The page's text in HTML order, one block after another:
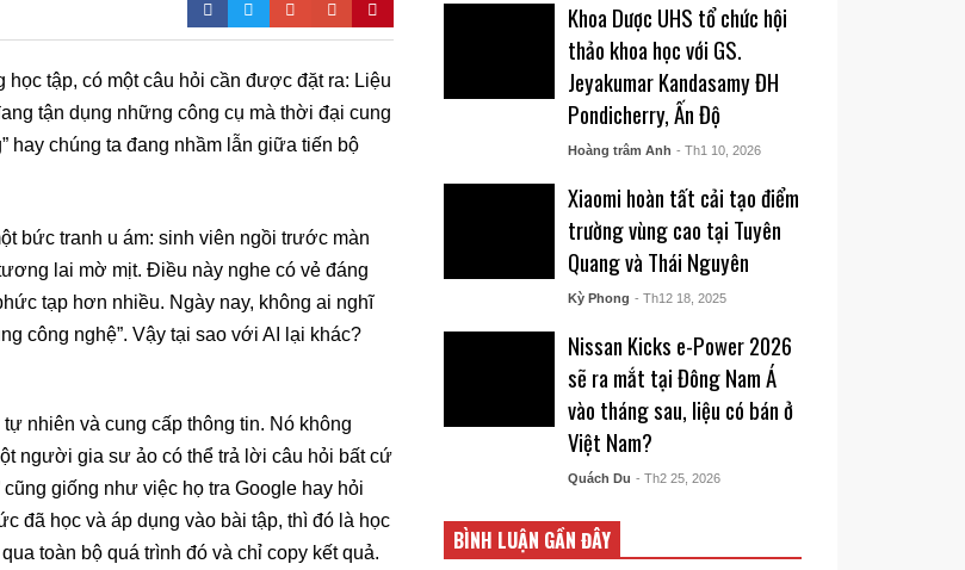
tập, có một câu hỏi cần được đặt ra: Liệu
tận dụng những công cụ mà thời đại cung
hay chúng ta đang nhầm lẫn giữa tiến bộ
bức tranh u ám: sinh viên ngồi trước màn
lai mờ mịt. Điều này nghe có vẻ đáng
tạp hơn nhiều. Ngày nay, không ai nghĩ
công nghệ”. Vậy tại sao với AI lại khác?
nhiên và cung cấp thông tin. Nó không
người gia sư ảo có thể trả lời câu hỏi bất cứ
cũng giống như việc họ tra Google hay hỏi
đã học và áp dụng vào bài tập, thì đó là học
toàn bộ quá trình đó và chỉ copy kết quả.
Khoa Dược UHS tổ chức hội
thảo khoa học với GS.
Jeyakumar Kandasamy ĐH
Pondicherry, Ấn Độ
Hoàng trâm Anh - Th1 10, 2026
Xiaomi hoàn tất cải tạo điểm
trường vùng cao tại Tuyên
Quang và Thái Nguyên
Kỳ Phong - Th12 18, 2025
Nissan Kicks e-Power 2026
sẽ ra mắt tại Đông Nam Á
vào tháng sau, liệu có bán ở
Việt Nam?
Quách Du - Th2 25, 2026
BÌNH LUẬN GẦN ĐÂY